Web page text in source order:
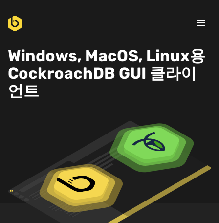
menu
Windows, MacOS, Linux용
CockroachDB GUI 클라이
언트